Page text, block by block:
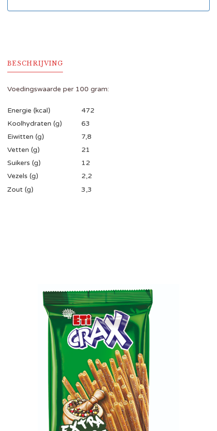
BESCHRIJVING
Voedingswaarde per 100 gram:
Energie (kcal)
472
Koolhydraten (g)
63
Eiwitten (g)
7,8
Vetten (g)
21
Suikers (g)
12
Vezels (g)
2,2
Zout (g)
3,3